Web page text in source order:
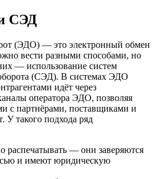
СЭД
(ЭДО) — это электронный обмен
вести разными способами, но
— использование систем
(СЭД). В системах ЭДО
идёт через
оператора ЭДО, позволяя
с партнёрами, поставщиками и
У такого подхода ряд
распечатывать — они заверяются
и имеют юридическую